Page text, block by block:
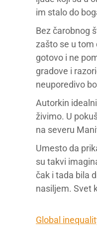
im stalo do
Bez čarobnog
zašto se u tom
gotovo i ne
gradove i
neuporedivo
Autorkin
živimo. U
na severu
Umesto da
su takvi
čak i tada bila
nasiljem. Svet
Global